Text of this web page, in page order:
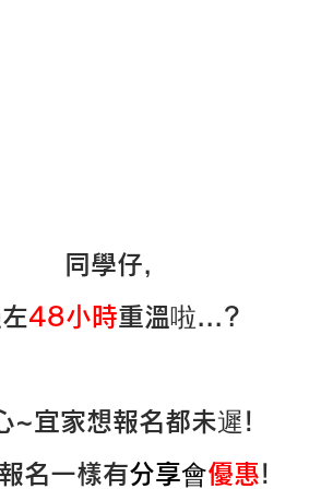
同學仔,
48小時重溫啦...?
~宜家想報名都未遲!
名一樣有分享會優惠!